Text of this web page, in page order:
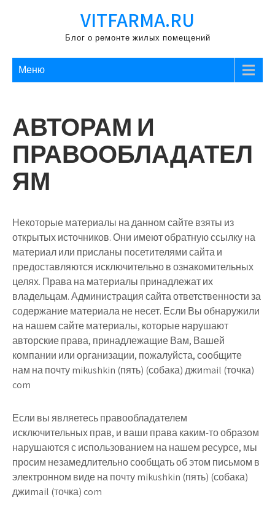
VITFARMA.RU
Блог о ремонте жилых помещений
Меню
АВТОРАМ И
ПРАВООБЛАДАТЕЛ
ЯМ
Некоторые материалы на данном сайте взяты из
открытых источников. Они имеют обратную ссылку на
материал или присланы посетителями сайта и
предоставляются исключительно в ознакомительных
целях. Права на материалы принадлежат их
владельцам. Администрация сайта ответственности за
содержание материала не несет. Если Вы обнаружили
на нашем сайте материалы, которые нарушают
авторские права, принадлежащие Вам, Вашей
компании или организации, пожалуйста, сообщите
нам на почту mikushkin (пять) (собака) джиmail (точка)
com
Если вы являетесь правообладателем
исключительных прав, и ваши права каким-то образом
нарушаются с использованием на нашем ресурсе, мы
просим незамедлительно сообщать об этом письмом в
электронном видена почту mikushkin (пять) (собака)
джиmail (точка) com